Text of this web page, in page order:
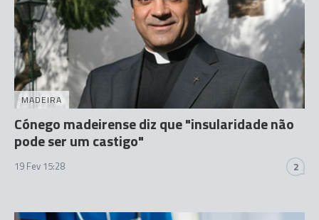
MADEIRA
Cónego madeirense diz que "insularidade não
pode ser um castigo"
19 Fev 15:28 2